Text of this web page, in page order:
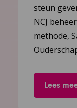
steun
NCJ
methode,
Lees